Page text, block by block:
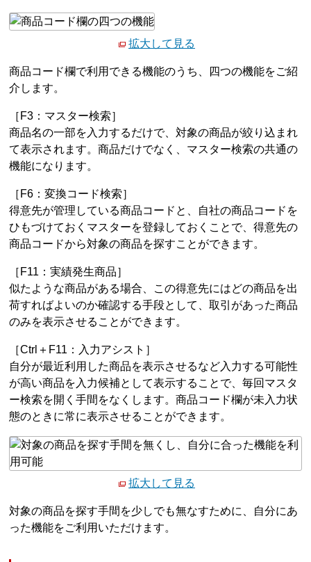
拡大して見る
商品コード欄で利用できる機能のうち、四つの機能をご紹
介します。
［F3：マスター検索］
商品名の一部を入力するだけで、対象の商品が絞り込まれ
て表示されます。商品だけでなく、マスター検索の共通の
機能になります。
［F6：変換コード検索］
得意先が管理している商品コードと、自社の商品コードを
ひもづけておくマスターを登録しておくことで、得意先の
商品コードから対象の商品を探すことができます。
［F11：実績発生商品］
似たような商品がある場合、この得意先にはどの商品を出
荷すればよいのか確認する手段として、取引があった商品
のみを表示させることができます。
［Ctrl＋F11：入力アシスト］
自分が最近利用した商品を表示させるなど入力する可能性
が高い商品を入力候補として表示することで、毎回マスタ
ー検索を開く手間をなくします。商品コード欄が未入力状
態のときに常に表示させることができます。
拡大して見る
対象の商品を探す手間を少しでも無なすために、自分にあ
った機能をご利用いただけます。